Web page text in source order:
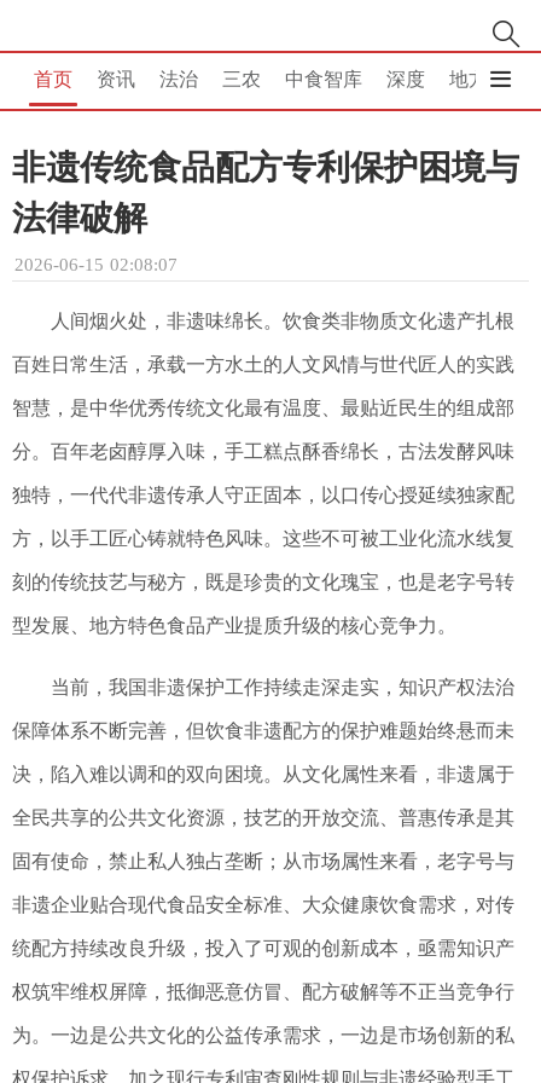
首页 资讯 法治 三农 中食智库 深度 地方
非遗传统食品配方专利保护困境与
法律破解
2026-06-15 02:08:07
人间烟火处，非遗味绵长。饮食类非物质文化遗产扎根
百姓日常生活，承载一方水土的人文风情与世代匠人的实践
智慧，是中华优秀传统文化最有温度、最贴近民生的组成部
分。百年老卤醇厚入味，手工糕点酥香绵长，古法发酵风味
独特，一代代非遗传承人守正固本，以口传心授延续独家配
方，以手工匠心铸就特色风味。这些不可被工业化流水线复
刻的传统技艺与秘方，既是珍贵的文化瑰宝，也是老字号转
型发展、地方特色食品产业提质升级的核心竞争力。
当前，我国非遗保护工作持续走深走实，知识产权法治
保障体系不断完善，但饮食非遗配方的保护难题始终悬而未
决，陷入难以调和的双向困境。从文化属性来看，非遗属于
全民共享的公共文化资源，技艺的开放交流、普惠传承是其
固有使命，禁止私人独占垄断；从市场属性来看，老字号与
非遗企业贴合现代食品安全标准、大众健康饮食需求，对传
统配方持续改良升级，投入了可观的创新成本，亟需知识产
权筑牢维权屏障，抵御恶意仿冒、配方破解等不正当竞争行
为。一边是公共文化的公益传承需求，一边是市场创新的私
权保护诉求，加之现行专利审查刚性规则与非遗经验型手工